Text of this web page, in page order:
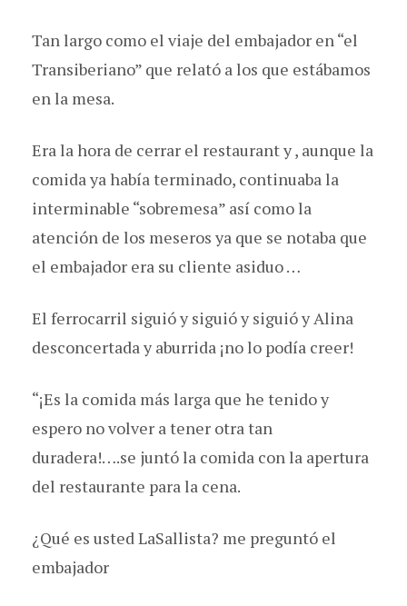
Tan largo como el viaje del embajador en “el
Transiberiano” que relató a los que estábamos
en la mesa.
Era la hora de cerrar el restaurant y , aunque la
comida ya había terminado, continuaba la
interminable “sobremesa” así como la
atención de los meseros ya que se notaba que
el embajador era su cliente asiduo …
El ferrocarril siguió y siguió y siguió y Alina
desconcertada y aburrida ¡no lo podía creer!
“¡Es la comida más larga que he tenido y
espero no volver a tener otra tan
duradera!….se juntó la comida con la apertura
del restaurante para la cena.
¿Qué es usted LaSallista? me preguntó el
embajador